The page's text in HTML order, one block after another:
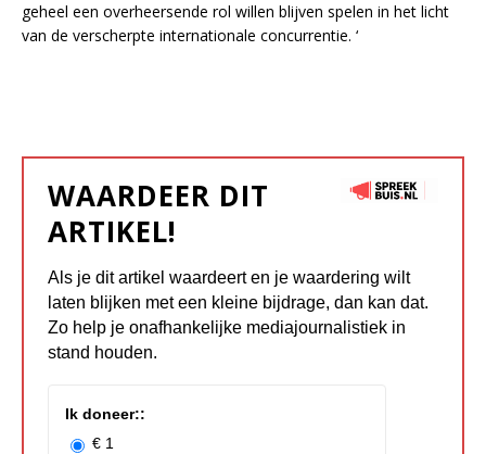
geheel een overheersende rol willen blijven spelen in het licht
van de verscherpte internationale concurrentie. ‘
WAARDEER DIT
ARTIKEL!
Als je dit artikel waardeert en je waardering wilt
laten blijken met een kleine bijdrage, dan kan dat.
Zo help je onafhankelijke mediajournalistiek in
stand houden.
Ik doneer::
€ 1